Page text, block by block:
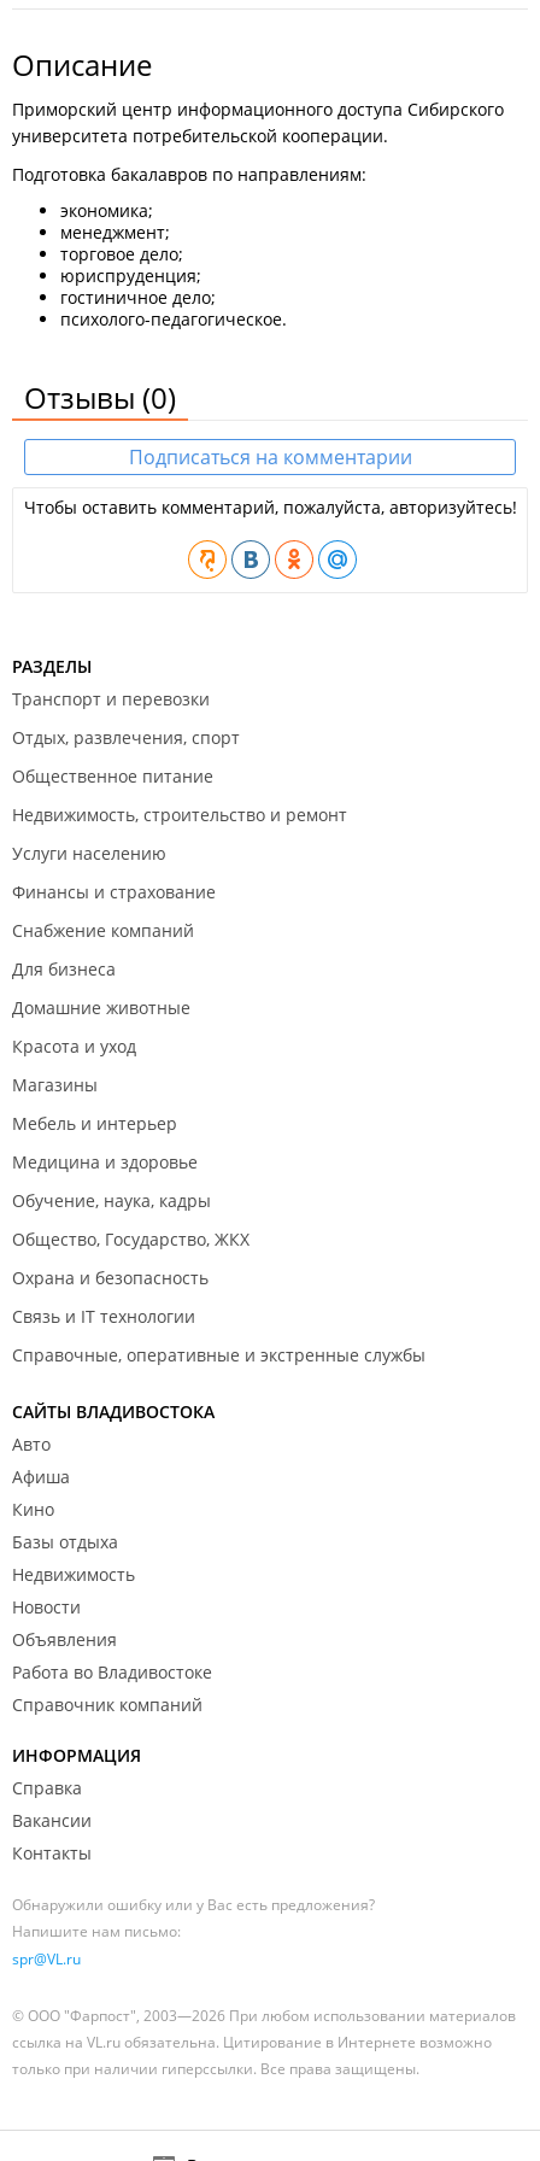
Описание
Приморский центр информационного доступа Сибирского
университета потребительской кооперации.
Подготовка бакалавров по направлениям:
экономика;
менеджмент;
торговое дело;
юриспруденция;
гостиничное дело;
психолого-педагогическое.
Отзывы (0)
Подписаться на комментарии
Чтобы оставить комментарий, пожалуйста, авторизуйтесь!
РАЗДЕЛЫ
Транспорт и перевозки
Отдых, развлечения, спорт
Общественное питание
Недвижимость, строительство и ремонт
Услуги населению
Финансы и страхование
Снабжение компаний
Для бизнеса
Домашние животные
Красота и уход
Магазины
Мебель и интерьер
Медицина и здоровье
Обучение, наука, кадры
Общество, Государство, ЖКХ
Охрана и безопасность
Связь и IT технологии
Справочные, оперативные и экстренные службы
САЙТЫ ВЛАДИВОСТОКА
Авто
Афиша
Кино
Базы отдыха
Недвижимость
Новости
Объявления
Работа во Владивостоке
Справочник компаний
ИНФОРМАЦИЯ
Справка
Вакансии
Контакты
Обнаружили ошибку или у Вас есть предложения?
Напишите нам письмо:
spr@VL.ru
© ООО "Фарпост", 2003—2026 При любом использовании материалов
ссылка на VL.ru обязательна. Цитирование в Интернете возможно
только при наличии гиперссылки. Все права защищены.